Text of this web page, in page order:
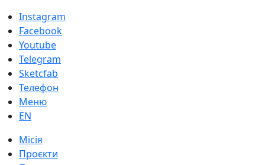
Instagram
Facebook
Youtube
Telegram
Sketcfab
Телефон
Меню
EN
Місія
Проєкти